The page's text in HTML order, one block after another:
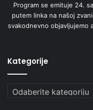
Program se emituje 24.
putem linka na našoj
svakodnevno objavljujemo
Kategorije
Kategorije